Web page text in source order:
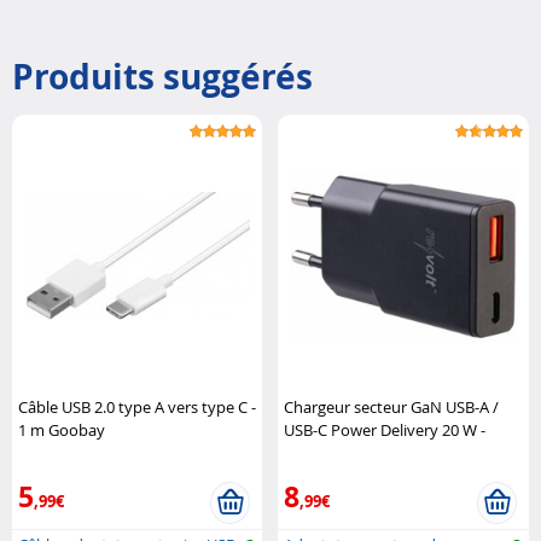
Produits suggérés
Câble USB 2.0 type A vers type C -
1 m Goobay
5,99€
Chargeur secteur GaN USB-A /
USB-C Power Delivery 20 W -
8,99€